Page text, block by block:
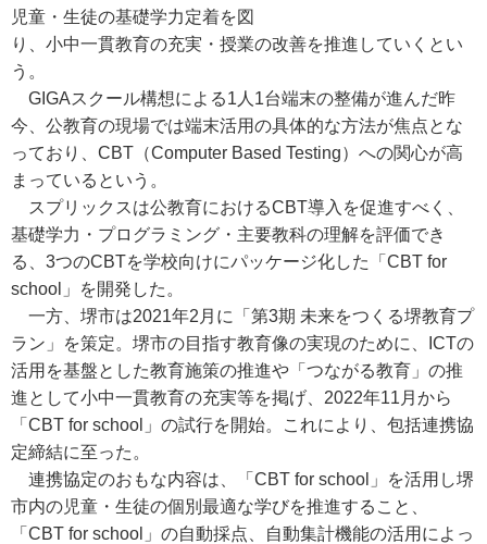
児童・生徒の基礎学力定着を図
り、小中一貫教育の充実・授業の改善を推進していくとい
う。
GIGAスクール構想による1人1台端末の整備が進んだ昨
今、公教育の現場では端末活用の具体的な方法が焦点とな
っており、CBT（Computer Based Testing）への関心が高
まっているという。
スプリックスは公教育におけるCBT導入を促進すべく、
基礎学力・プログラミング・主要教科の理解を評価でき
る、3つのCBTを学校向けにパッケージ化した「CBT for
school」を開発した。
一方、堺市は2021年2月に「第3期 未来をつくる堺教育プ
ラン」を策定。堺市の目指す教育像の実現のために、ICTの
活用を基盤とした教育施策の推進や「つながる教育」の推
進として小中一貫教育の充実等を掲げ、2022年11月から
「CBT for school」の試行を開始。これにより、包括連携協
定締結に至った。
連携協定のおもな内容は、「CBT for school」を活用し堺
市内の児童・生徒の個別最適な学びを推進すること、
「CBT for school」の自動採点、自動集計機能の活用によっ